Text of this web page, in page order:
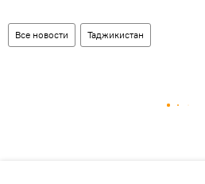
Все новости Таджикистан